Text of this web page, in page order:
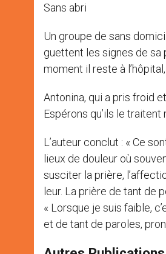
Sans abri
Un groupe de sans
guettent les signes de sa
moment il reste à
Antonina, qui a pris froid
Espérons qu’ils le traitent
L’auteur conclut : « Ce
lieux de douleur où
susciter la prière,
leur. La prière de tant de
« Lorsque je suis faible,
et de tant de paroles,